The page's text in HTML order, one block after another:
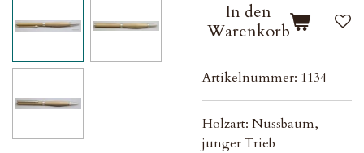
In den
Warenkorb
Artikelnummer: 1134
Holzart: Nussbaum,
junger Trieb